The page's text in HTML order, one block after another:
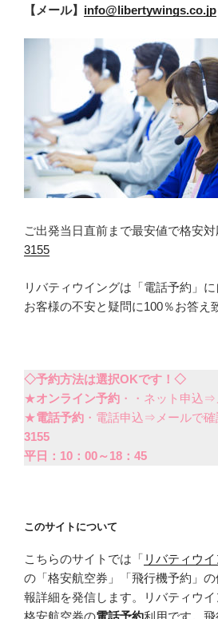
【メール】 info@libertywings.co.jp
ご出発当日直前まで最安値で格安対
3155
リバティウイングは「電話予約」に
お客様の不安と疑問に100％お答え
◇予約方法は選択OKです！◇
★オンライン予約 ・・ネット申込
★電話予約 ・電話申込⇒メールで
3155
平日：10：00～18：45
このサイトについて
こちらのサイトでは「 リバティウ
の「格安航空券」「飛行機予約」
報詳細を発信します。リバティウ